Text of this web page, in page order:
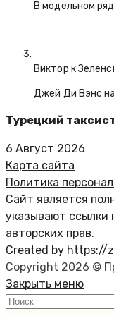
В модельном
Виктор к
Джей Ди Вэнс
Турецкий
6 Август 2026
Карта сайта
Политика
Сайт является
указывают ссылки
авторских прав.
Created by https://
Copyright 2026 ©
Закрыть меню